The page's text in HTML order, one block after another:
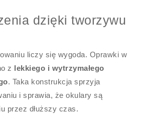
dzięki tworzywu
liczy się wygoda. Oprawki w
z lekkiego i wytrzymałego
. Taka konstrukcja sprzyja
i sprawia, że okulary są
przez dłuższy czas.